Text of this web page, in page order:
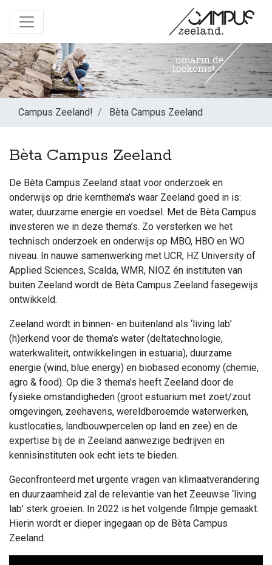
Campus Zeeland! Bèta Campus Zeeland
Bèta Campus Zeeland
De Bèta Campus Zeeland staat voor onderzoek en
onderwijs op drie kernthema's waar Zeeland goed in is:
water, duurzame energie en voedsel. Met de Bèta Campus
investeren we in deze thema’s. Zo versterken we het
technisch onderzoek en onderwijs op MBO, HBO en WO
niveau. In nauwe samenwerking met UCR, HZ University of
Applied Sciences, Scalda, WMR, NIOZ én instituten van
buiten Zeeland wordt de Bèta Campus Zeeland fasegewijs
ontwikkeld.
Zeeland wordt in binnen- en buitenland als ‘living lab’
(h)erkend voor de thema’s water (deltatechnologie,
waterkwaliteit, ontwikkelingen in estuaria), duurzame
energie (wind, blue energy) en biobased economy (chemie,
agro & food). Op die 3 thema’s heeft Zeeland door de
fysieke omstandigheden (groot estuarium met zoet/zout
omgevingen, zeehavens, wereldberoemde waterwerken,
kustlocaties, landbouwpercelen op land en zee) en de
expertise bij de in Zeeland aanwezige bedrijven en
kennisinstituten ook echt iets te bieden.
Geconfronteerd met urgente vragen van klimaatverandering
en duurzaamheid zal de relevantie van het Zeeuwse ‘living
lab’ sterk groeien. In 2022 is het volgende filmpje gemaakt.
Hierin wordt er dieper ingegaan op de Bèta Campus
Zeeland.